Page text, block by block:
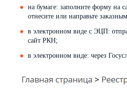
на бумаге: заполните форму на
отнесите или направьте
в электронном виде с ЭЦП:
сайт РКН;
в электронном виде: через